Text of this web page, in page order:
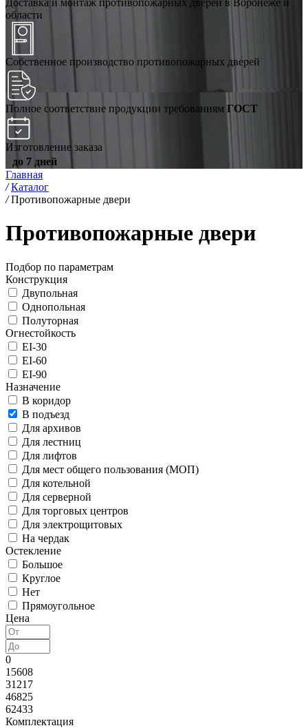
Доставка и монтаж противопожарных дверей в Воронеже и
области
Собственное производство противопожарных дверей
Полное соответствие продукции требованиям ГОСТ
Изготовление заказа
до 7 дней
Главная
/ Каталог
/ Противопожарные двери
Противопожарные двери
Подбор по параметрам
Конструкция
Двупольная
Однопольная
Полуторная
Огнестойкость
EI-30
EI-60
EI-90
Назначение
В коридор
В подъезд
Для архивов
Для лестниц
Для лифтов
Для мест общего пользования (МОП)
Для котельной
Для серверной
Для торговых центров
Для электрощитовых
На чердак
Остекление
Большое
Круглое
Нет
Прямоугольное
Цена
0
15608
31217
46825
62433
Комплектация